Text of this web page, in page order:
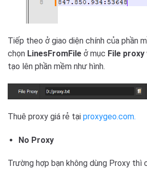
Tiếp theo ở giao diện chính của phần
chọn LinesFromFile ở mục File proxy
tạo lên phần mềm như hình.
Thuê proxy giá rẻ tại proxygeo.com.
No Proxy
Trường hợp bạn không dùng Proxy thì